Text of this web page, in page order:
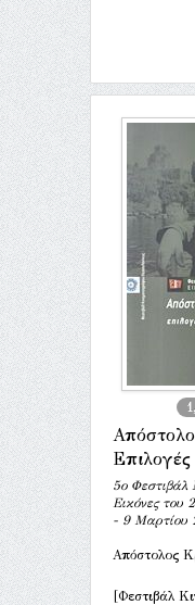
Επιλογές
5ο Φεστιβάλ
Εικόνες του
- 9 Μαρτίου
Απόστολος
[Φεστιβάλ